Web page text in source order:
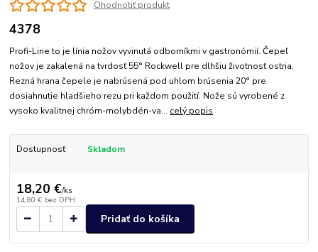
Ohodnotiť produkt
4378
Profi-Line to je línia nožov vyvinutá odborníkmi v gastronómií. Čepeľ
nožov je zakalená na tvrdosť 55° Rockwell pre dlhšiu životnosť ostria.
Rezná hrana čepele je nabrúsená pod uhlom brúsenia 20° pre
dosiahnutie hladšieho rezu pri každom použití. Nože sú vyrobené z
vysoko kvalitnej chróm-molybdén-va... celý popis
Dostupnosť Skladom
18,20 €/ks
14,80 € bez DPH
Pridať do košíka